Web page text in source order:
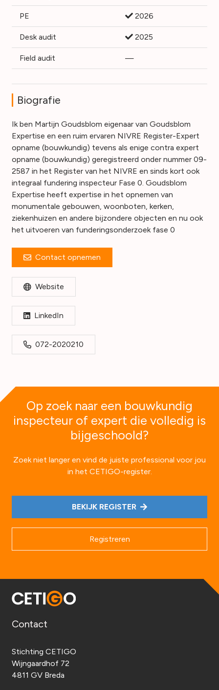
PE 2026
Desk audit 2025
Field audit —
Biografie
Ik ben Martijn Goudsblom eigenaar van Goudsblom
Expertise en een ruim ervaren NIVRE Register-Expert
opname (bouwkundig) tevens als enige contra expert
opname (bouwkundig) geregistreerd onder nummer 09-
2587 in het Register van het NIVRE en sinds kort ook
integraal fundering inspecteur Fase 0. Goudsblom
Expertise heeft expertise in het opnemen van
monumentale gebouwen, woonboten, kerken,
ziekenhuizen en andere bijzondere objecten en nu ook
het uitvoeren van funderingsonderzoek fase 0
Contact opnemen
Website
LinkedIn
072-2020210
Op zoek naar een bouwkundig
inspecteur of expert die volledig is
bijgeschoold?
Zoek niet langer en vind de juiste professional voor jou
in het CETIGO-register.
BEKIJK REGISTER
Registreren
Contact
Stichting CETIGO
Wijngaardhof 72
4811 GV Breda